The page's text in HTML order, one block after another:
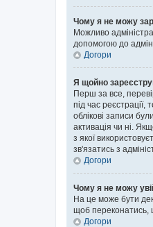
Чому я не можу
Можливо
допомогою до
Догори
Я щойно
Перш за все,
під час
облікові записи
активація чи ні.
з якої
зв'язатись з
Догори
Чому я не можу
На це може бути
щоб переконатись,
Догори